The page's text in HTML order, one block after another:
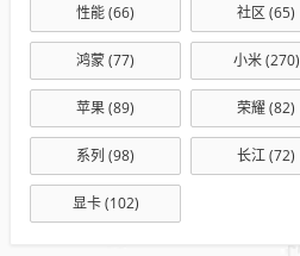
性能(66) 社区 (65)
鸿蒙(77) 小米(270)
苹果(89) 荣耀(82)
系列 (98) 长江(72)
显卡(102)